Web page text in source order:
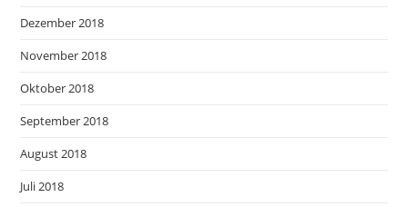
Dezember 2018
November 2018
Oktober 2018
September 2018
August 2018
Juli 2018